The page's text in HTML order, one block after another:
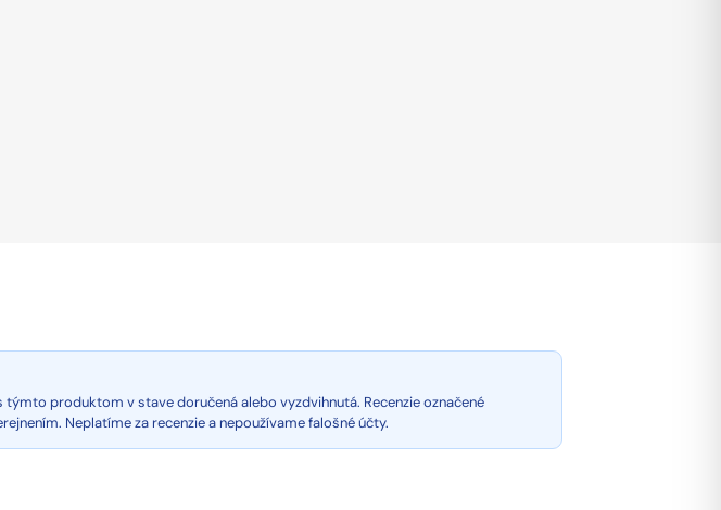
produktom v stave doručená alebo vyzdvihnutá. Recenzie označené
Neplatíme za recenzie a nepoužívame falošné účty.